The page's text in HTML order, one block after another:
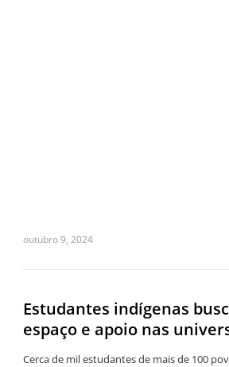
outubro 9, 2024
Estudantes indígenas
espaço e apoio nas
Cerca de mil estudantes de mais de 100